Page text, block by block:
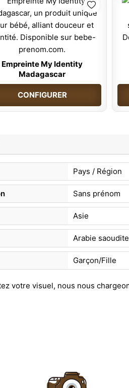
Empreinte My Identity
Madagascar
CONFIGURER
Pays / Région
Sans prénom
Asie
Arabie saoudite
Garçon/Fille